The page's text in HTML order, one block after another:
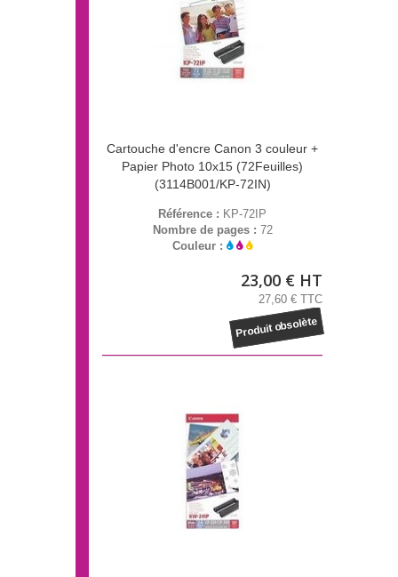
Cartouche d'encre Canon 3 couleur +
Papier Photo 10x15 (72Feuilles)
(3114B001/KP-72IN)
Référence : KP-72IP
Nombre de pages : 72
Couleur :
23,00 € HT
27,60 € TTC
Produit obsolète